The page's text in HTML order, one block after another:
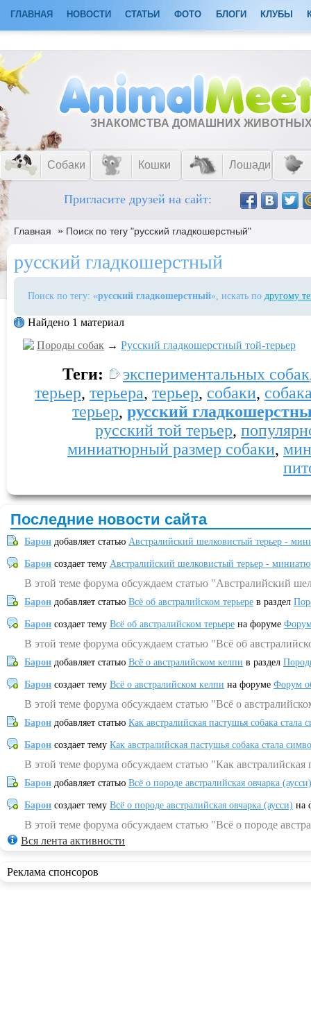
ГЛАВНАЯ НОВОСТИ СТАТЬИ ФОТО БЛОГИ КЛУБЫ
ЗНАКОМСТВА ДОМАШНИХ
Собаки Кошки Лошади
Пригласите друзей на сайт:
Главная » Поиск по тегу "русский гладкошерстный"
русский гладкошерстный
Поиск по тегу: «русский гладкошерстный», искать по другому
Найдено 1 материал
Породы собак → Русский гладкошерстный той-терьер
Теги: экспериментальных собак
терьер, терьера, терьер, собаки,
терьер, русский
русский той терьер,
миниатюрный размер собаки,
Последние новости сайта
Барон добавляет статью Австралийский шелковистый терьер -
Барон создает тему Австралийский шелковистый терьер -
В этой теме форума обсуждаем статью "Австралийский
Барон добавляет статью Всё об австралийском терьере в раздел
Барон создает тему Всё об австралийском терьере на форуме
В этой теме форума обсуждаем статью "Всё об
Барон добавляет статью Всё о австралийском келпи в раздел
Барон создает тему Всё о австралийском келпи на форуме Форум
В этой теме форума обсуждаем статью "Всё о
Барон добавляет статью Как австралийская пастушья собака
Барон создает тему Как австралийская пастушья собака стала
В этой теме форума обсуждаем статью "Как
Барон добавляет статью Всё о породе австралийская овчарка (аусси)
Барон создает тему Всё о породе австралийская овчарка (аусси) на
В этой теме форума обсуждаем статью "Всё о породе
Вся лента активности
Реклама спонсоров